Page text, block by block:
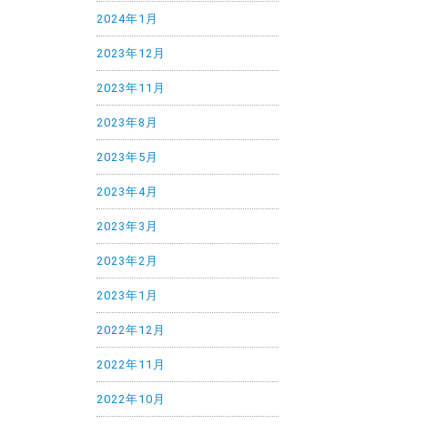
2024年1月
2023年12月
2023年11月
2023年8月
2023年5月
2023年4月
2023年3月
2023年2月
2023年1月
2022年12月
2022年11月
2022年10月